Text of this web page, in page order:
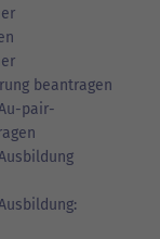
beantragen
pair-